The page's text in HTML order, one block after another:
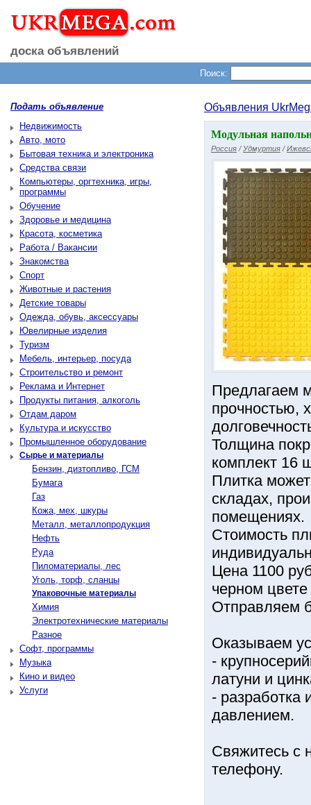
доска объявлений
Поиск:
Подать объявление
Недвижимость
Авто, мото
Бытовая техника и электроника
Средства связи
Компьютеры, оргтехника, игры,
программы
Обучение
Здоровье и медицина
Красота, косметика
Работа / Вакансии
Знакомства
Спорт
Животные и растения
Детские товары
Одежда, обувь, аксессуары
Ювелирные изделия
Туризм
Мебель, интерьер, посуда
Строительство и ремонт
Реклама и Интернет
Продукты питания, алкоголь
Отдам даром
Культура и искусство
Промышленное оборудование
Сырье и материалы
Бензин, дизтопливо, ГСМ
Бумага
Газ
Кожа, мех, шкуры
Металл, металлопродукция
Нефть
Руда
Пиломатериалы, лес
Уголь, торф, сланцы
Упаковочные материалы
Химия
Электротехнические материалы
Разное
Софт, программы
Музыка
Кино и видео
Услуги
Объявления
Модульная
Россия / Удмуртия /
Предлагаем
прочностью,
Толщина
комплект 16
Плитка
складах,
помещениях.
Стоимость
Цена 1100
черном цвете
Отпpавляeм
Оказываем
-
латуни и
- разработка
давлением.
Свяжитесь с
телeфону.